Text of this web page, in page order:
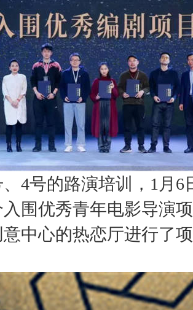
、4号的路演培训，1月
入围优秀青年电影导演
意中心的热恋厅进行了